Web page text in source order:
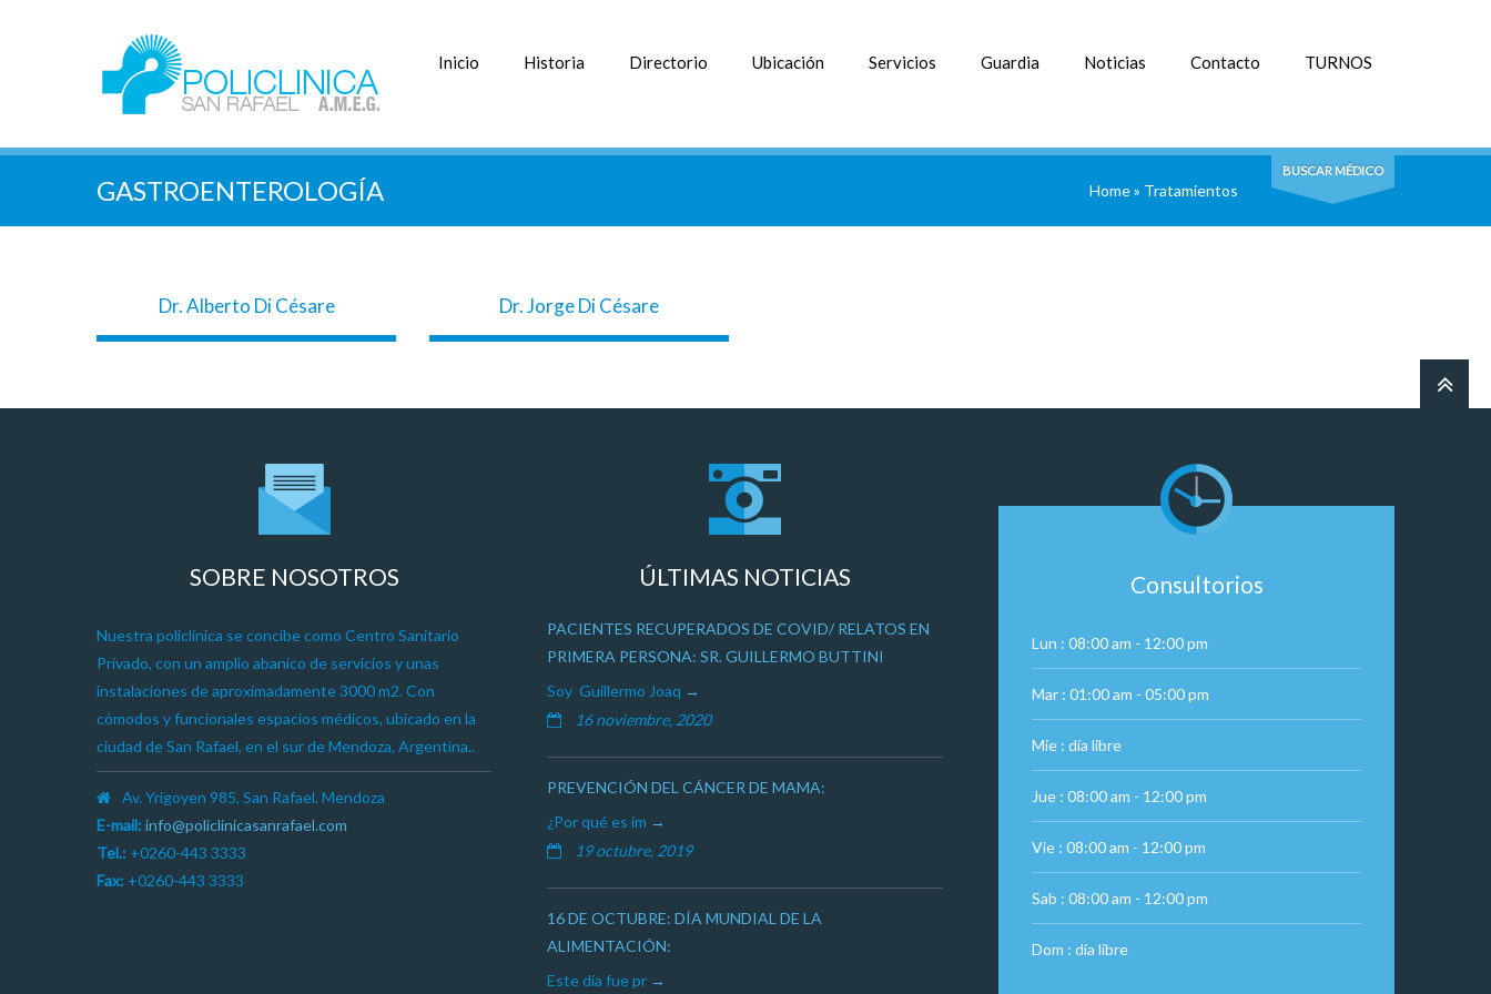
Inicio Historia Directorio Ubicación Servicios Guardia Noticias Contacto TURNOS
BUSCAR MÉDICO
GASTROENTEROLOGÍA Home» Tratamientos
Dr. Alberto Di Césare Dr. Jorge Di Césare
SOBRE NOSOTROS
Nuestra policlínica se concibe como Centro Sanitario
Privado, con un amplio abanico de servicios y unas
instalaciones de aproximadamente 3000 m2. Con
cómodos y funcionales espacios médicos, ubicado en la
ciudad de San Rafael, en el sur de Mendoza, Argentina..
Av. Yrigoyen 985, San Rafael. Mendoza
E-mail: info@policlinicasanrafael.com
Tel.: +0260-443 3333
Fax: +0260-443 3333
ÚLTIMAS NOTICIAS
PACIENTES RECUPERADOS DE COVID/ RELATOS EN
PRIMERA PERSONA: SR. GUILLERMO BUTTINI
Soy Guillermo Joaq
16 noviembre, 2020
PREVENCIÓN DEL CÁNCER DE MAMA:
¿Por qué es im
19 octubre, 2019
16 DE OCTUBRE: DÍA MUNDIAL DE LA
ALIMENTACIÓN:
Este día fue pr
Consultorios
Lun : 08:00 am - 12:00 pm
Mar : 01:00 am - 05:00 pm
Mie : día libre
Jue : 08:00 am - 12:00 pm
Vie : 08:00 am - 12:00 pm
Sab : 08:00 am - 12:00 pm
Dom : día libre